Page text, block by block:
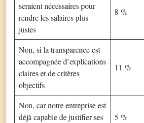
seraient nécessaires pour
rendre les salaires plus
justes
8 %
Non, si la transparence est
accompagnée d’explications
claires et de critères
objectifs
11 %
Non, car notre entreprise est
déjà capable de justifier ses
5 %